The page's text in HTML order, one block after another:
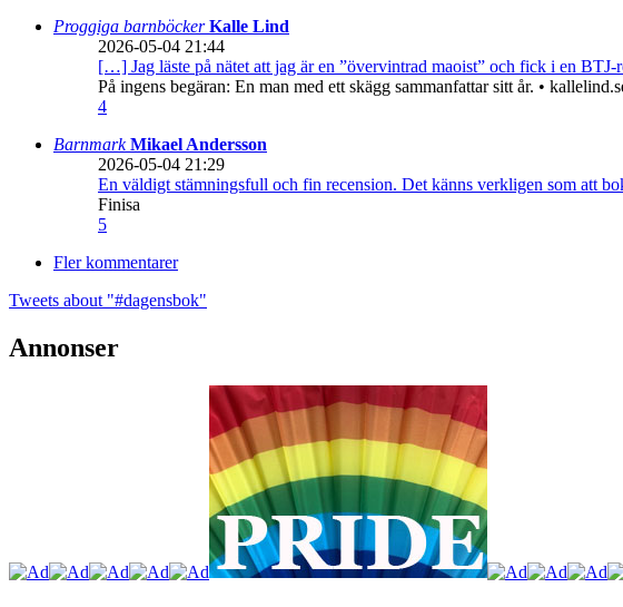
Proggiga barnböckerKalle Lind
2026-05-04 21:44
[…] Jag läste på nätet att jag är en ”övervintrad maoist” och fick i en BTJ-
På ingens begäran: En man med ett skägg sammanfattar sitt år. •
4
BarnmarkMikael Andersson
2026-05-04 21:29
En väldigt stämningsfull och fin recension. Det känns verkligen som att
Finisa
5
Fler kommentarer
Tweets about "#dagensbok"
Annonser